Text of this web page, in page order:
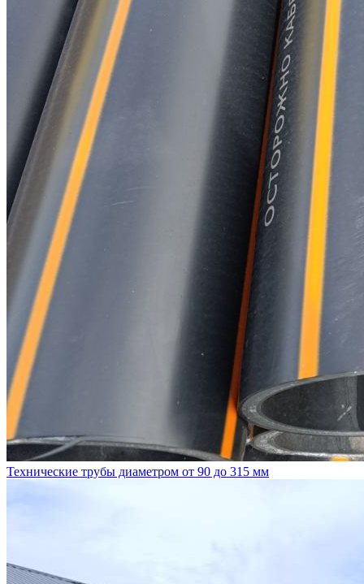
Технические трубы диаметром от 90 до 315 мм